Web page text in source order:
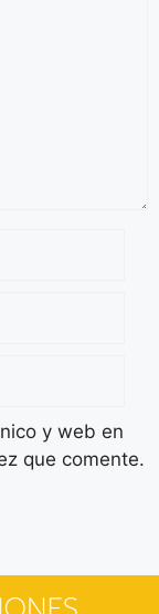
y web en
que comente.